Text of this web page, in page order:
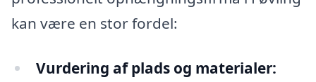
kan være en stor fordel:
Vurdering af plads og materialer: